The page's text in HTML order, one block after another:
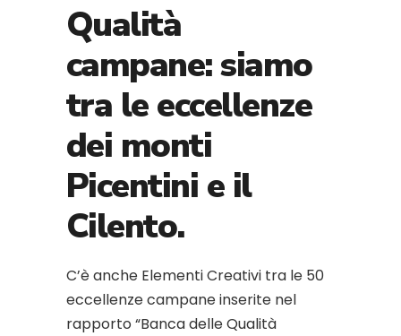
Qualità
campane: siamo
tra le eccellenze
dei monti
Picentini e il
Cilento.
C’è anche Elementi Creativi tra le 50
eccellenze campane inserite nel
rapporto “Banca delle Qualità